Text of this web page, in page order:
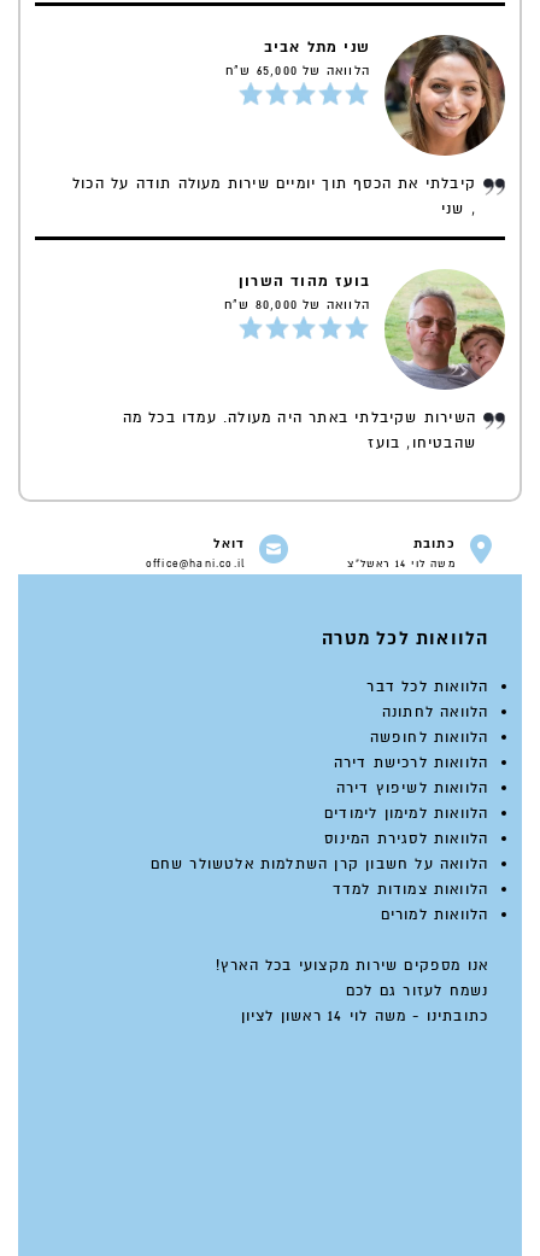
שני מתל אביב
הלוואה של 65,000 ש"ח
קיבלתי את הכסף תוך יומיים שירות מעולה תודה על הכול
, שני
בועז מהוד השרון
הלוואה של 80,000 ש"ח
השירות שקיבלתי באתר היה מעולה. עמדו בכל מה
שהבטיחו, בועז
כתובת
משה לוי 14 ראשל"צ
דואל
office@hani.co.il
הלוואות לכל מטרה
הלוואות לכל דבר
הלוואה לחתונה
הלוואות לחופשה
הלוואות לרכישת דירה
הלוואות לשיפוץ דירה
הלוואות למימון לימודים
הלוואות לסגירת המינוס
הלוואה על חשבון קרן השתלמות אלטשולר שחם
הלוואות צמודות למדד
הלוואות למורים
אנו מספקים שירות מקצועי בכל הארץ!
נשמח לעזור גם לכם
כתובתינו - משה לוי 14 ראשון לציון